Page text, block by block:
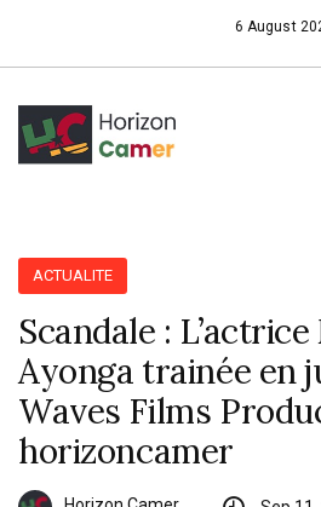
6 August
ACTUALITE
Scandale :
Ayonga trainée en
Waves Films
horizoncamer